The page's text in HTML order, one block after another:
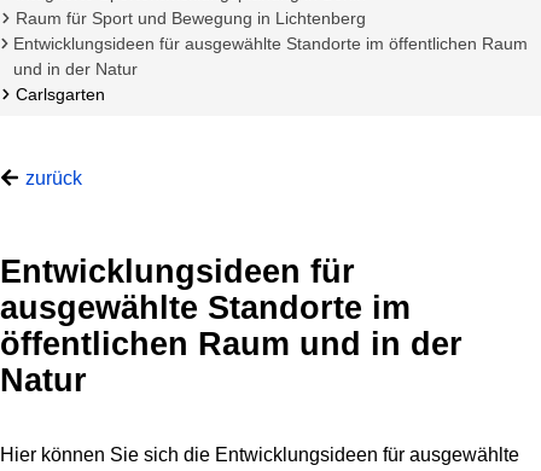
Raum für Sport und Bewegung in Lichtenberg
Entwicklungsideen für ausgewählte Standorte im öffentlichen Raum
und in der Natur
Carlsgarten
zurück
Entwicklungsideen für
ausgewählte Standorte im
öffentlichen Raum und in der
Natur
Hier können Sie sich die Entwicklungsideen für ausgewählte